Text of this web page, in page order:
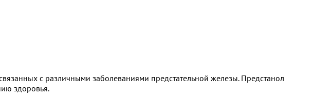
с различными заболеваниями предстательной железы. Предстанол
здоровья.